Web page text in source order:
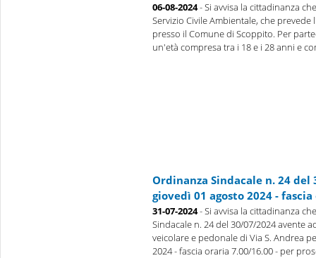
06-08-2024- Si avvisa la cittadinanza
Servizio Civile Ambientale, che
presso il Comune di Scoppito. Per
un'età compresa tra i 18 e i 28 anni e
Ordinanza Sindacale n. 24 del
giovedì 01 agosto 2024 -
31-07-2024- Si avvisa la cittadinanza
Sindacale n. 24 del 30/07/2024 avente
veicolare e pedonale di Via S. Andrea
2024 - fascia oraria 7.00/16.00 - per